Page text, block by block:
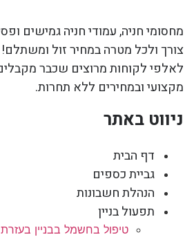
מחסומי חניה, עמודי חניה גמישים
צורך ולכל מטרה במחיר זול
לאלפי לקוחות מרוצים שכבר
מקצועי ובמחירים ללא תחרות.
ניווט באתר
דף הבית
גביית כספים
הנהלת חשבונות
תפעול בניין
טיפול בחשמל בבניין